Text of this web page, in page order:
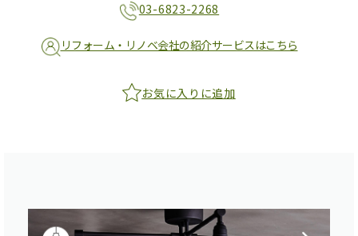
03-6823-2268
リフォーム・リノベ会社の紹介サービスはこちら
お気に入りに追加